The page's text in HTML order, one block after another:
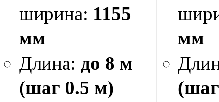
ширина: 1155
мм
Длина: до 8 м
(шаг 0.5 м)
мм